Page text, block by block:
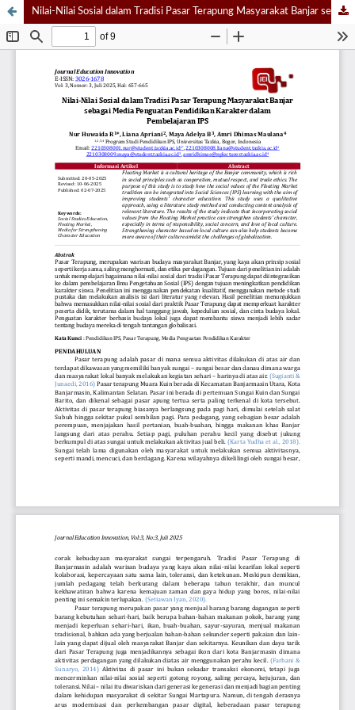
Nilai-Nilai Sosial dalam Tradisi Pasar Terapung Masyarakat Banjar sebagai Media Penguatan Pendidikan Karakter dalam Pembelajaran IPS